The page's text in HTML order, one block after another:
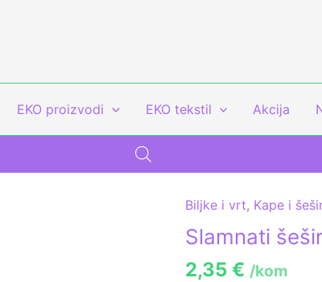
EKO proizvodi EKO tekstil Akcija
Biljke i vrt, Kape i
Slamnati
2,35€ /kom
Slamnati
šešir,
unisex
količina